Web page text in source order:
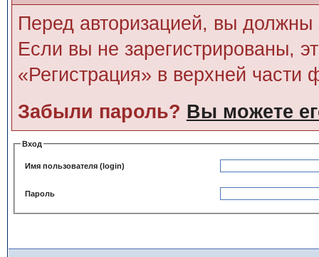
Перед авторизацией, вы должны
Если вы не зарегистрированы,
«Регистрация» в верхней части
Забыли пароль? Вы можете
Вход
Имя пользователя (login)
Пароль